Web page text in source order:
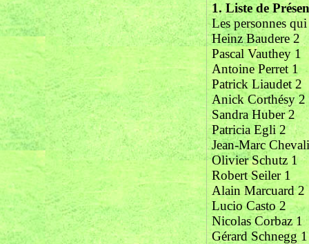
1. Liste de
Les personnes
Heinz Baudere 2
Pascal Vauthey 1
Antoine Perret 1
Patrick Liaudet 2
Anick Corthésy 2
Sandra Huber 2
Patricia Egli 2
Jean-Marc
Olivier Schutz 1
Robert Seiler 1
Alain Marcuard 2
Lucio Casto 2
Nicolas Corbaz 1
Gérard Schnegg 1